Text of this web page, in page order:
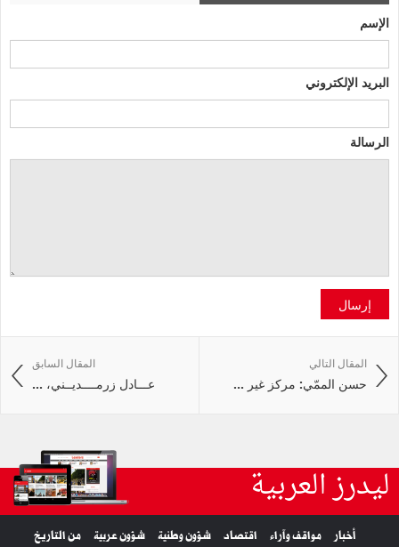
الإسم
البريد الإلكتروني
الرسالة
إرسال
المقال السابق
عـــادل زرمــــديــني، ...
المقال التالي
حسن الممّي: مركز غير ...
ليدرز العربية
أخبار مواقف وآراء اقتصاد شؤون وطنية شؤون عربية من التاريخ